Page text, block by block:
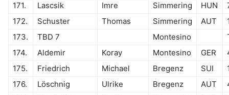
171.
Lascsik Imre Simmering HUN
172.
Schuster Thomas Simmering AUT
173.
TBD 7 Montesino
174.
Aldemir Koray Montesino GER
175.
Friedrich Michael Bregenz SUI
176.
Löschnig Ulrike Bregenz AUT